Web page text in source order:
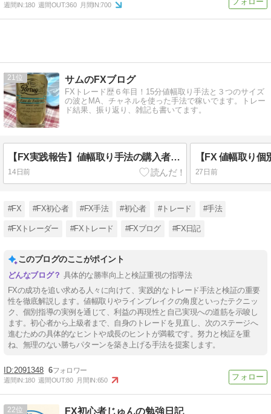
週間IN:180 週間OUT:360 月間IN:700
21 サムのFXブログ
FXトレード歴６年目！15分値幅取り手法と３つのサイズ
の波とMA、チャネルを使った手法で稼いでます。トレー
ド結果、振り返り、雑記も書いてます。
【FX実践報告】値幅取り手法の購入者から６月の結果報告！月間+1200pipsを達成したリアルな軌跡
14日前
【FX 値幅取り
27日前
#FX #FX初心者 #FX手法 #初心者 #トレード #手法
#FXトレーダー #FXトレード #FXブログ #FX日記
このブログのここがポイント
具体的な勝率向上と検証重視の指導法
FXの成功を追い求める人々に向けて、実践的なトレード手法と検証の重要
性を徹底解説します。値幅取りやラインブレイクの角度といったテクニッ
ク、個別指導の実例を通じて、利益の再現性と自己実現への道筋を示唆し
ます。初心者から上級者まで、自身のトレードを見直し、次のステージへ
進むための具体的なヒントや成長のヒントが満載です。努力と検証を重
ね、無理のない勝ちパターンを築き上げる手法を提案します。
2091348 6
週間IN:180 週間OUT:80 月間IN:650
22 FX初心者じゅんの勉強日記